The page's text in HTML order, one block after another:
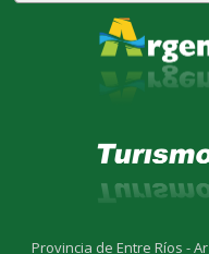
Provincia de Entre Ríos -